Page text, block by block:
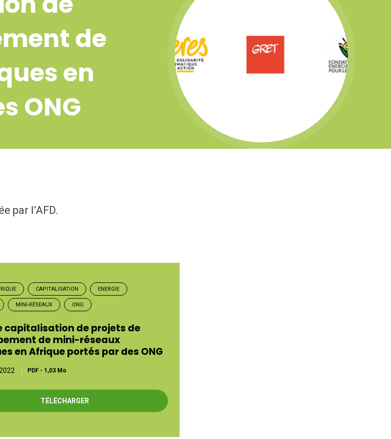
de
en
ONG
par l’AFD.
CAPITALISATION ENERGIE
MINI-RÉSEAUX ONG
capitalisation de projets de
de mini-réseaux
en Afrique portés par des ONG
PDF - 1,03 Mo
TÉLÉCHARGER